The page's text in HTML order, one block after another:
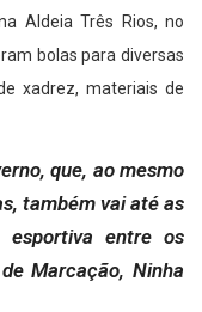
Aldeia Três Rios, no
bolas para diversas
xadrez, materiais de
que, ao mesmo
também vai até as
esportiva entre os
Marcação, Ninha